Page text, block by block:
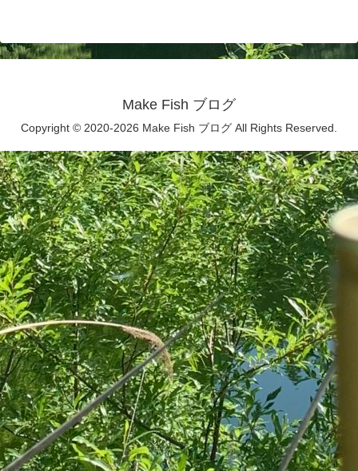
Make Fish ブログ
Copyright © 2020-2026 Make Fish ブログ All Rights Reserved.